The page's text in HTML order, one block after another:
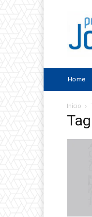
Home
Início